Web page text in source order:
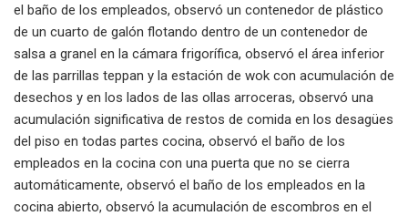
el baño de los empleados, observó un contenedor de plástico
de un cuarto de galón flotando dentro de un contenedor de
salsa a granel en la cámara frigorífica, observó el área inferior
de las parrillas teppan y la estación de wok con acumulación de
desechos y en los lados de las ollas arroceras, observó una
acumulación significativa de restos de comida en los desagües
del piso en todas partes cocina, observó el baño de los
empleados en la cocina con una puerta que no se cierra
automáticamente, observó el baño de los empleados en la
cocina abierto, observó la acumulación de escombros en el